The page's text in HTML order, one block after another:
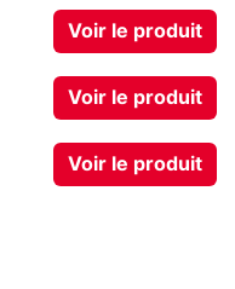
Voir le produit
Voir le produit
Voir le produit